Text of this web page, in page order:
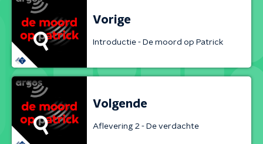
Vorige
Introductie - De moord op Patrick
Volgende
Aflevering 2 - De verdachte